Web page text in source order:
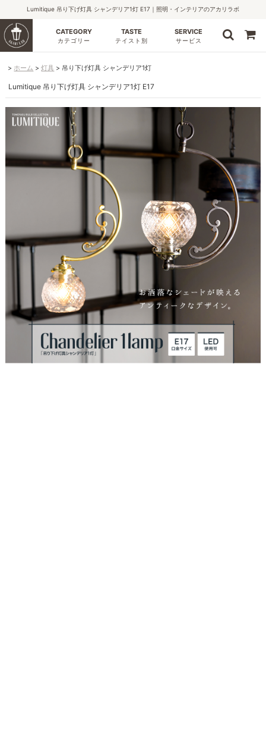
Lumitique 吊り下げ灯具 シャンデリア1灯 E17｜照明・インテリアのアカリラボ
CATEGORY
カテゴリー
TASTE
テイスト別
SERVICE
サービス
ホーム 灯具 吊り下げ灯具 シャンデリア1灯
Lumitique 吊り下げ灯具 シャンデリア1灯 E17